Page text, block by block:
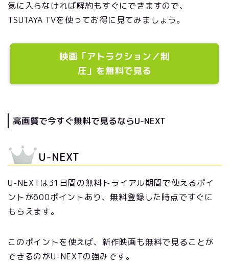
気に入らなければ解約もすぐにできますので、
TSUTAYA TVを使ってお得に見てみましょう。
映画「アトラクション／制
圧」を無料で見る
高画質で今すぐ無料で見るならU-NEXT
U-NEXT
U-NEXTは31日間の無料トライアル期間で使えるポイ
ントが600ポイントあり、無料登録した時点ですぐに
もらえます。
このポイントを使えば、新作映画も無料で見ることが
できるのがU-NEXTの強みです。